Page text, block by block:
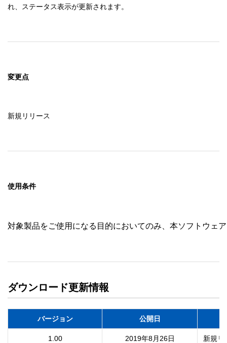
れ、ステータス表示が更新されます。
変更点
新規リリース
使用条件
対象製品をご使用になる目的においてのみ、本ソフトウェ
ダウンロード更新情報
バージョン 公開日
1.00 2019年8月26日 新規リ